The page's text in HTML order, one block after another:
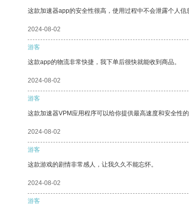
这款加速器app的安全性很高，使用过程中不会泄露个人信
2024-08-02
游客
这款app的物流非常快捷，我下单后很快就能收到商品。
2024-08-02
游客
这款加速器VPM应用程序可以给你提供最高速度和安全性
2024-08-02
游客
这款游戏的剧情非常感人，让我久久不能忘怀。
2024-08-02
游客